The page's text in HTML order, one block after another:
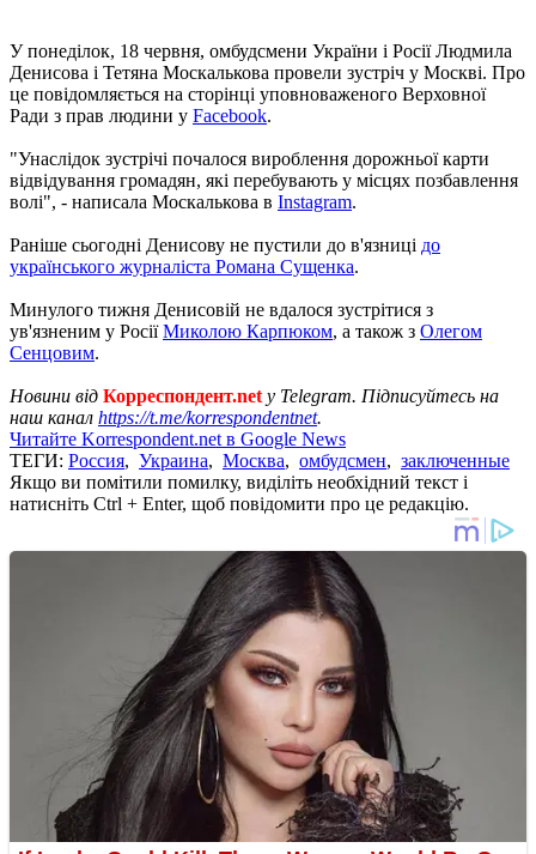
У понеділок, 18 червня, омбудсмени України і Росії Людмила
Денисова і Тетяна Москалькова провели зустріч у Москві. Про
це повідомляється на сторінці уповноваженого Верховної
Ради з прав людини у Facebook.
"Унаслідок зустрічі почалося вироблення дорожньої карти
відвідування громадян, які перебувають у місцях позбавлення
волі", - написала Москалькова в Instagram.
Раніше сьогодні Денисову не пустили до в'язниці до
українського журналіста Романа Сущенка.
Минулого тижня Денисовій не вдалося зустрітися з
ув'язненим у РосіїМиколою Карпюком, а також з Олегом
Сенцовим.
Новини від Корреспондент.net у Telegram. Підписуйтесь на
наш канал https://t.me/korrespondentnet.
Читайте Korrespondent.net в Google News
ТЕГИ: Россия, Украина, Москва, омбудсмен, заключенные
Якщо ви помітили помилку, виділіть необхідний текст і
натисніть Ctrl + Enter, щоб повідомити про це редакцію.